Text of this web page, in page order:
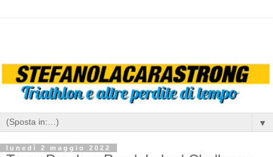
▼
lunedì 2 maggio 2022